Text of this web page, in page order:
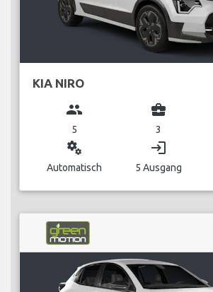
KIA NIRO
group
5
business_center
3
miscellaneous_services
Automatisch
login
5 Ausgang